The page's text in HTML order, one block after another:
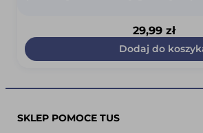
29,99 zł
Dodaj do
SKLEP POMOCE TUS